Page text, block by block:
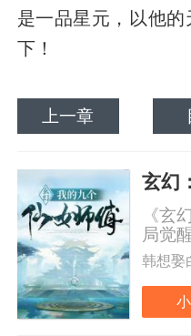
是一品星元，以他
下！
上一章
玄幻
《玄
局觉
开局
炼九
好意
级！
韩想娶